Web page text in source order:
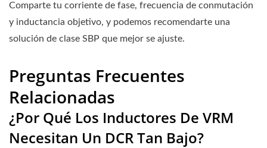
Comparte tu corriente de fase, frecuencia de conmutación
y inductancia objetivo, y podemos recomendarte una
solución de clase SBP que mejor se ajuste.
Preguntas Frecuentes
Relacionadas
¿Por Qué Los Inductores De VRM
Necesitan Un DCR Tan Bajo?